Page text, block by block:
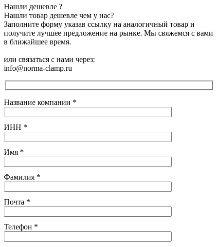
Нашли дешевле ?
Нашли товар дешевле чем у нас?
Заполните форму указав ссылку на аналогичный товар и
получите лучшее предложение на рынке. Мы свяжемся с вами
в ближайшее время.
или связаться с нами через:
info@norma-clamp.ru
Название компании *
ИНН *
Имя *
Фамилия *
Почта *
Телефон *